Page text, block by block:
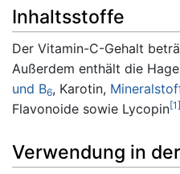
Inhaltsstoffe
Der Vitamin-C-Gehalt
Außerdem enthält die
und B6, Karotin,
Flavonoide sowie Lycopin[1]
Verwendung in